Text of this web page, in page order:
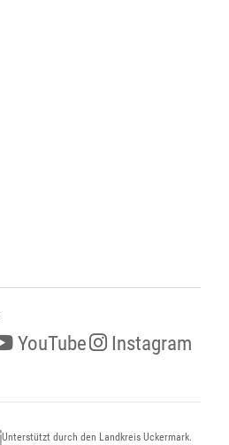
YouTube Instagram
Unterstützt durch den Landkreis Uckermark.